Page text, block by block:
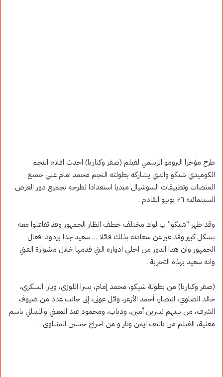
طرح مؤخرا البرومو الرسمي لفيلم (صقر وكناريا) احدث افلام النجم
الكوميدي شيكو والذي يشاركه بطولته النجم محمد امام علي جميع
المنصات وتطبيقات السوشيال ميديا استعدادا لطرحه بجميع دور العرض
السينمائية ٢٦ يونيو القادم .
وقد ظهر “شيكو” ب لوك مختلف خطف انظار الجمهور وقد تفاعلوا معه
بشكل كبير وقد عبر عن سعادته بذلك قائلا … سعيد جدا بردود افعال
الجمهور وان هذا الدور من احلي ادواره التي قدمها خلال مشوارة الفني
وانه سعيد بهذه التجربة .
(صقر وكناريا) من بطولة شيكو، محمد إمام، يسرا اللوزي، ويارا السكري،
خالد الصاوي، انتصار، أحمد الأزعر، وائل عونى، إلى جانب عدد من ضيوف
الشرف، من بينهم نسرين أمين، ودياب، ومحمود عبد المغني واللبناني باسم
مغنية، الفيلم من تاليف ايمن وتار و من اخراج حسين المنباوي .